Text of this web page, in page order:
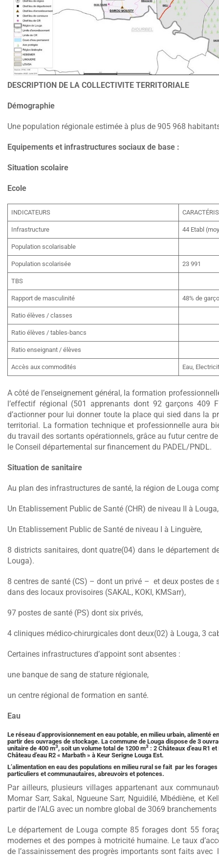
DESCRIPTION DE LA COLLECTIVITE TERRITORIALE
Démographie
Une population régionale estimée à plus de 905 968
Equipements et infrastructures sociaux de base :
Situation scolaire
Ecole
INDICATEURS
Infrastructure 44 Etabl
Population scolarisable
Population scolarisée 23 991
TBS
Rapport de masculinité 48% de
Ratio élèves / classes
Ratio élèves / tables-bancs
Ratio enseignant / élèves
Accès aux commodités Eau,
A côté de l’enseignement général, la formation
l’effectif régional (501 apprenants dont 92 garçons 409
d’actionner pour lui donner toute la place qui sied dans la
territorial. La formation technique et professionnelle aura
du travail des sortants opérationnels, grâce au futur centre
le Conseil départemental sur financement du PADEL/PNDL.
Situation de sanitaire
Au plan des infrastructures de santé, la région de Louga
Un Etablissement Public de Santé (CHR) de niveau II à Louga,
Un Etablissement Public de Santé de niveau I à Linguère,
8 districts sanitaires, dont quatre(04) dans le département
Louga).
8 centres de santé (CS) – dont un privé – et deux postes de
dans des locaux provisoires (SAKAL, KOKI, KMSarr),
97 postes de santé (PS) dont six privés,
4 cliniques médico-chirurgicales dont deux(02) à Louga, 3
Certaines infrastructures d’appoint sont absentes :
une banque de sang de stature régionale,
un centre régional de formation en santé.
Eau
Le réseau d’approvisionnement en eau potable, en milieu urbain, alimenté
partir des ouvrages de stockage. La commune de Louga dispose de 3
unitaire de 400 m3, soit un volume total de 1200 m3 : 2 Châteaux d’eau R1
Château d’eau R2 « Marbath » à Keur Serigne Louga Est.
L’alimentation en eau des populations en milieu rural se fait par les
particuliers et communautaires, abreuvoirs et potences.
Par ailleurs, plusieurs villages appartenant aux
Momar Sarr, Sakal, Ngueune Sarr, Nguidilé, Mbédiène, et
partir de l’ALG avec un nombre global de 3069
Le département de Louga compte 85 forages dont 55
modernes et des pompes à motricité humaine. Le taux
de l’assainissement des progrès importants sont faits avec